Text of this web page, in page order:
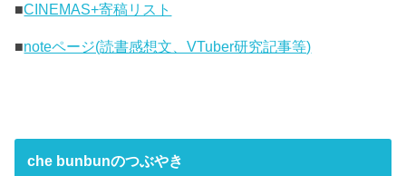
■CINEMAS+寄稿リスト
■noteページ(読書感想文、VTuber研究記事等)
che bunbunのつぶやき